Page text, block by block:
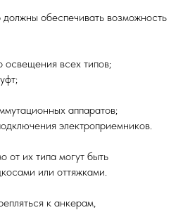
обеспечивать возможность
освещения всех типов;
аппаратов;
электроприемников.
их типа могут быть
или оттяжками.
к анкерам,